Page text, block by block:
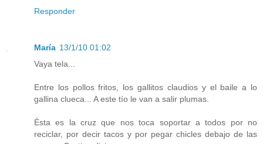
Responder
María 13/1/10 01:02
Vaya tela...
Entre los pollos fritos, los gallitos claudios y el baile a lo
gallina clueca... A este tío le van a salir plumas.
Ésta es la cruz que nos toca soportar a todos por no
reciclar, por decir tacos y por pegar chicles debajo de las